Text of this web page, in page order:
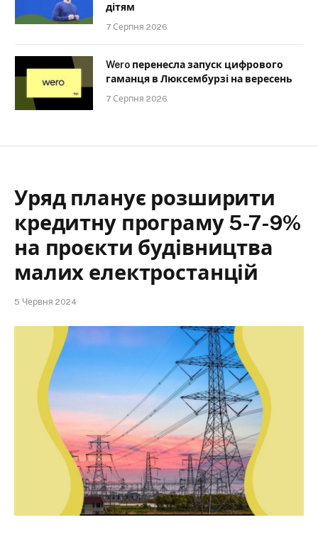
дітям
7 Серпня 2026
Wero перенесла запуск цифрового
гаманця в Люксембурзі на вересень
7 Серпня 2026
Уряд планує розширити
кредитну програму 5-7-9%
на проєкти будівництва
малих електростанцій
5 Червня 2024